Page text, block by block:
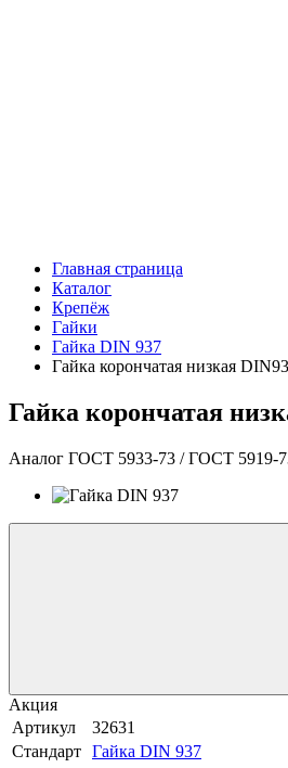
Главная страница
Каталог
Крепёж
Гайки
Гайка DIN 937
Гайка корончатая низкая
Гайка корончатая
Аналог ГОСТ 5933-73 / ГОСТ 5919-
Акция
Артикул
32631
Стандарт Гайка DIN 937